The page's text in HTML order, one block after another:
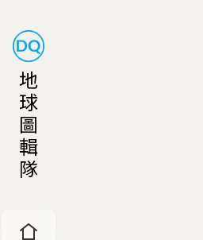
地
球
圖
輯
隊